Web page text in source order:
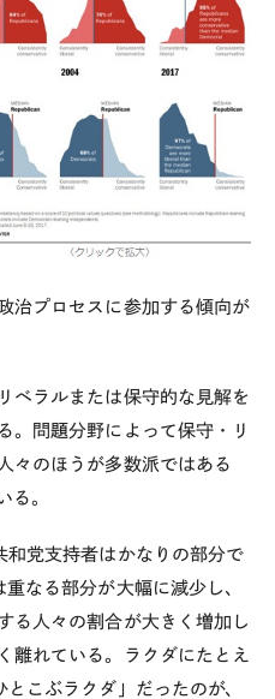
治プロセスに参加する傾向が
ベラルまたは保守的な見解を
。問題分野によって保守・リ
々のほうが多数派ではある
る。
党支持者はかなりの部分で
なる部分が大幅に減少し、
る人々の割合が大きく増加し
離れている。ラクダにたとえ
こぶラクダ」だったのが、